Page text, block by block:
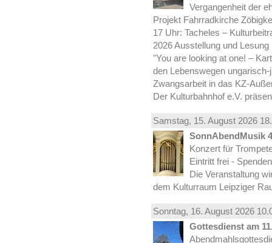
Vergangenheit der
Projekt Fahrradkirche
17 Uhr: Tacheles –
2026 Ausstellung und Lesung
"You are looking at one! –
den Lebenswegen
Zwangsarbeit in das KZ-
Der Kulturbahnhof e.V.
Samstag, 15. August 2026
SonnAbendMusik 4
Konzert für
Eintritt frei -
Die Veranstaltung
dem Kulturraum Leipziger
Sonntag, 16. August 2026
Gottesdienst am